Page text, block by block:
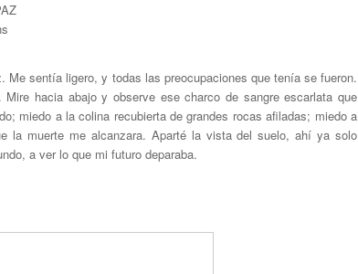
sentía ligero, y todas las preocupaciones que tenía se fueron.
hacia abajo y observe ese charco de sangre escarlata que
miedo a la colina recubierta de grandes rocas afiladas; miedo a
la muerte me alcanzara. Aparté la vista del suelo, ahí ya solo
a ver lo que mi futuro deparaba.